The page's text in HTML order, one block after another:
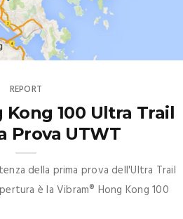
REPORT
100 Ultra Trail
Prova UTWT
della prima prova dell'Ultra Trail
è la Vibram® Hong Kong 100